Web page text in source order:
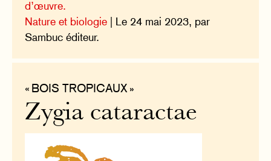
d’œuvre.
Nature et biologie | Le 24 mai 2023, par
Sambuc éditeur.
« BOIS TROPICAUX »
Zygia cataractae